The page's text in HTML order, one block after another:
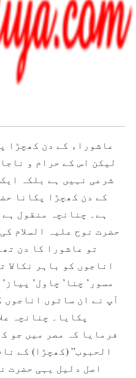
عاشوراء کے دن کھچڑا
لیکن اس کے حرام و
شرعی نہیں ہے بلکہ
کے دن کھچڑا پکانا
ہے۔ چنانچہ منقول
حضرت نوح علیہ السلام
تو عاشورا کا دن
اناجوں کو باہر نکالا
مسور’ چنا’ چاول’
آپ نے ان ساتوں اناجوں
پکایا۔ چنانچہ
فرمایا کہ مصر میں جو
الحبوب” (کھچڑا) کے
اصل دلیل یہی حضرت